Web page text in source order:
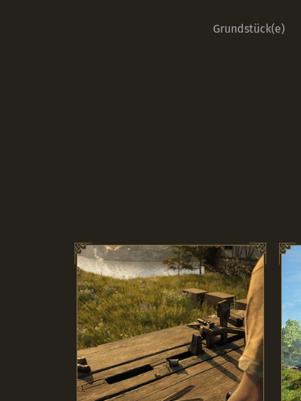
Grundstück(e)